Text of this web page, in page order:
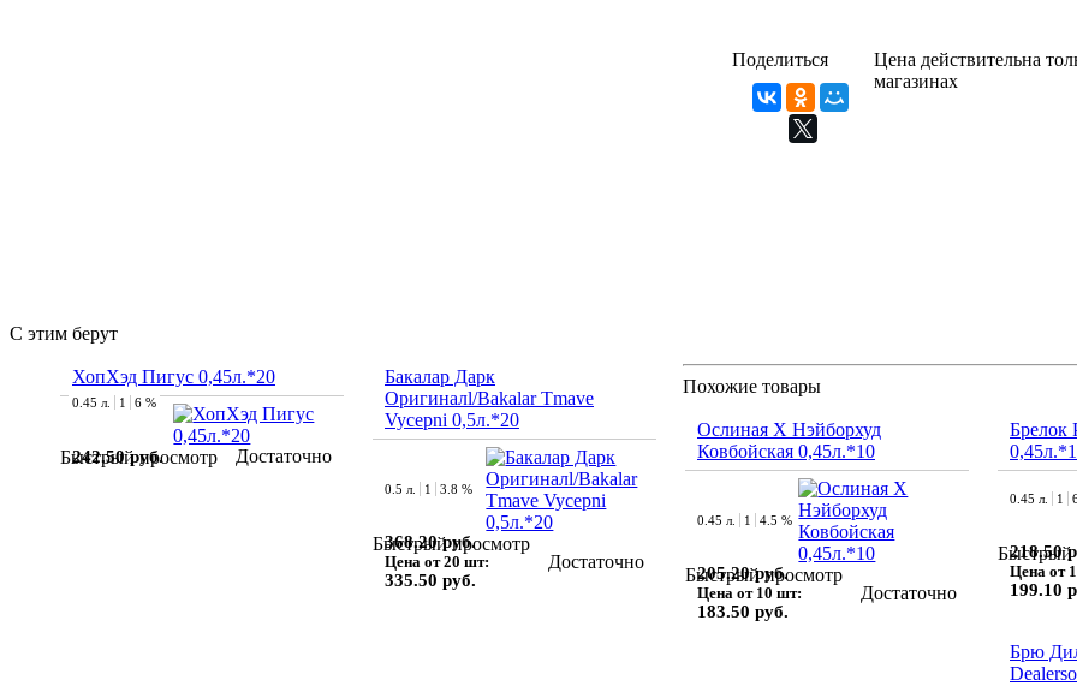
Поделиться
Цена действительна
магазинах
С этим берут
ХопХэд Пигус 0,45л.*20
Быстрый просмотр
0.45 л. 1 6 %
242.50 руб. Достаточно
Бакалар Дарк
Оригиналl/Bakalar Tmave
Vycepni 0,5л.*20
Быстрый просмотр
0.5 л. 1 3.8 %
368.20 руб.
Цена от 20 шт:
335.50 руб.
Достаточно
Похожие товары
Ослиная Х Нэйборхуд
Ковбойская 0,45л.*10
Быстрый просмотр
0.45 л. 1 4.5 %
205.20 руб.
Цена от 10 шт:
183.50 руб.
Достаточно
Брелок
Быстрый
0.45 л. 1
218.50
Цена от
199.10
Брю